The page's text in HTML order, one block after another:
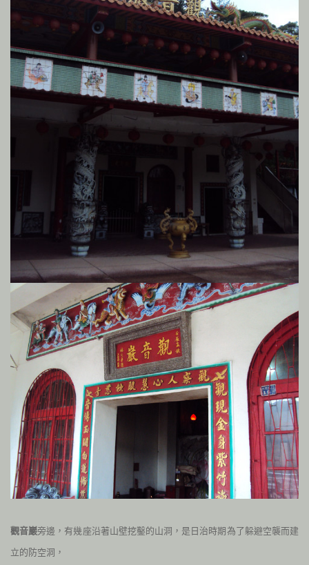
觀音巖旁邊，有幾座沿著山壁挖鑿的山洞，是日治時期為了躲避空襲而建
立的防空洞，